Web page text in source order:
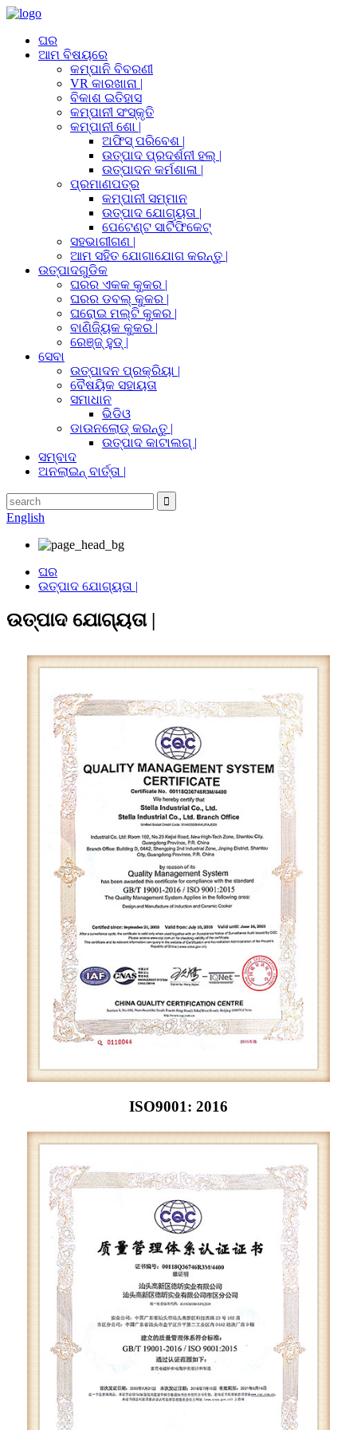
ଘର
ଆମ ବିଷୟରେ
କମ୍ପାନି ବିବରଣୀ
VR କାରଖାନା |
ବିକାଶ ଇତିହାସ
କମ୍ପାନୀ ସଂସ୍କୃତି
କମ୍ପାନୀ ଶୋ |
ଅଫିସ୍ ପରିବେଶ |
ଉତ୍ପାଦ ପ୍ରଦର୍ଶନୀ ହଲ୍ |
ଉତ୍ପାଦନ କର୍ମଶାଳା |
ପ୍ରମାଣପତ୍ର
କମ୍ପାନୀ ସମ୍ମାନ
ଉତ୍ପାଦ ଯୋଗ୍ୟତା |
ପେଟେଣ୍ଟ ସାର୍ଟିଫିକେଟ୍
ସହଭାଗୀଗଣ |
ଆମ ସହିତ ଯୋଗାଯୋଗ କରନ୍ତୁ |
ଉତ୍ପାଦଗୁଡିକ
ଘରର ଏକକ କୁକର |
ଘରର ଡବଲ୍ କୁକର |
ଘରୋଇ ମଲ୍ଟି କୁକର |
ବାଣିଜ୍ୟିକ କୁକର |
ରେଞ୍ଜ୍ ହୁଡ୍ |
ସେବା
ଉତ୍ପାଦନ ପ୍ରକ୍ରିୟା |
ବୈଷୟିକ ସହାୟତା
ସମାଧାନ
ଭିଡିଓ
ଡାଉନଲୋଡ୍ କରନ୍ତୁ |
ଉତ୍ପାଦ କାଟାଲଗ୍ |
ସମ୍ବାଦ
ଅନଲାଇନ୍ ବାର୍ତ୍ତା |
English
ଘର
ଉତ୍ପାଦ ଯୋଗ୍ୟତା |
ଉତ୍ପାଦ ଯୋଗ୍ୟତା |
ISO9001: 2016